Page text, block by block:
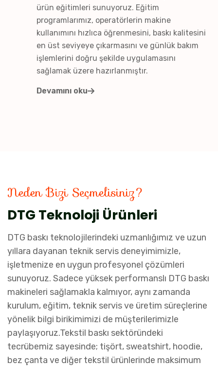
ürün eğitimleri sunuyoruz. Eğitim
programlarımız, operatörlerin makine
kullanımını hızlıca öğrenmesini, baskı kalitesini
en üst seviyeye çıkarmasını ve günlük bakım
işlemlerini doğru şekilde uygulamasını
sağlamak üzere hazırlanmıştır.
Devamını oku
Neden Bizi Seçmelisiniz?
DTG Teknoloji Ürünleri
DTG baskı teknolojilerindeki uzmanlığımız ve uzun
yıllara dayanan teknik servis deneyimimizle,
işletmenize en uygun profesyonel çözümleri
sunuyoruz. Sadece yüksek performanslı DTG baskı
makineleri sağlamakla kalmıyor, aynı zamanda
kurulum, eğitim, teknik servis ve üretim süreçlerine
yönelik bilgi birikimimizi de müşterilerimizle
paylaşıyoruz.Tekstil baskı sektöründeki
tecrübemiz sayesinde; tişört, sweatshirt, hoodie,
bez çanta ve diğer tekstil ürünlerinde maksimum